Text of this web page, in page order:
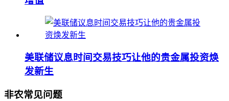
美联储议息时间交易技巧让他的贵金属投资焕
发新生
非农常见问题